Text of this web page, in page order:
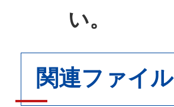
い。
関連ファイル